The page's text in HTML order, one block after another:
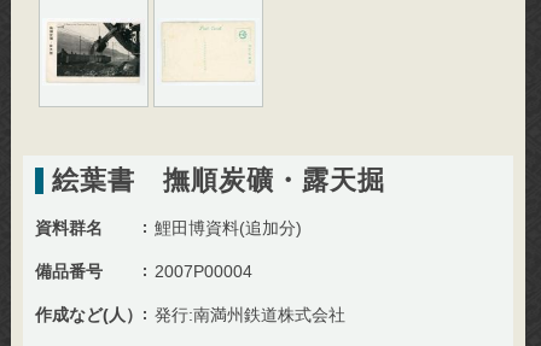
絵葉書 撫順炭礦・露天掘
資料群名 鯉田博資料(追加分)
備品番号 2007P00004
作成など(人） 発行:南満州鉄道株式会社